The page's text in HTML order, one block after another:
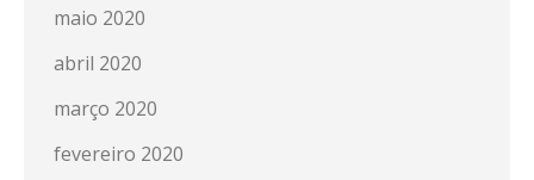
maio 2020
abril 2020
março 2020
fevereiro 2020